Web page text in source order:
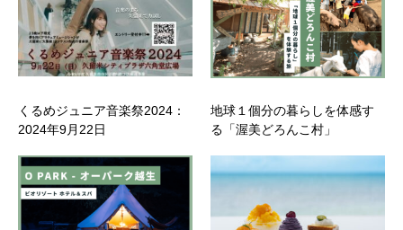
くるめジュニア音楽祭2024：
2024年9月22日
地球１個分の暮らしを体感す
る「渥美どろんこ村」